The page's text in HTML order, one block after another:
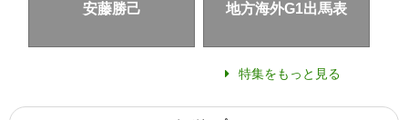
安藤勝己 地方海外G1出馬表
特集をもっと見る